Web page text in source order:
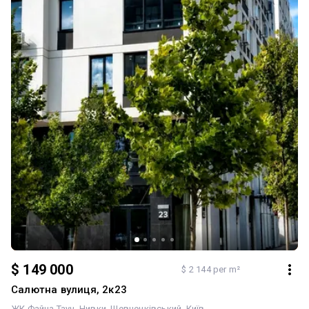
мешканців - Зони барбекю та відпочинку - Закрита територія з
охороною та відеоспостереженням - Спортивні та прогулянкові
зони - Сучасний простір для всієї родини Ця квартира стане
чудовим вибором для тих, хто цінує якість, комфорт та
престижну локацію. Ціна — 108000$ без комісії для покупця. Код
об'єкта: 4038396
$ 149 000 $ 2 144 per m²
Салютна вулиця, 2к23